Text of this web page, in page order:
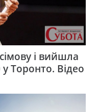
і вийшла
Торонто. Відео